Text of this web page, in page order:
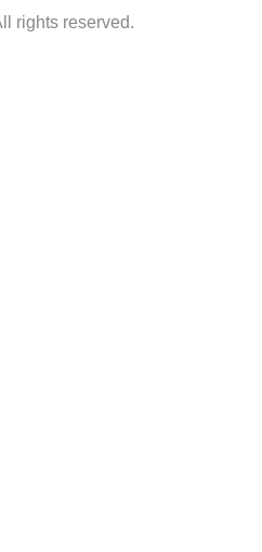
rights reserved.